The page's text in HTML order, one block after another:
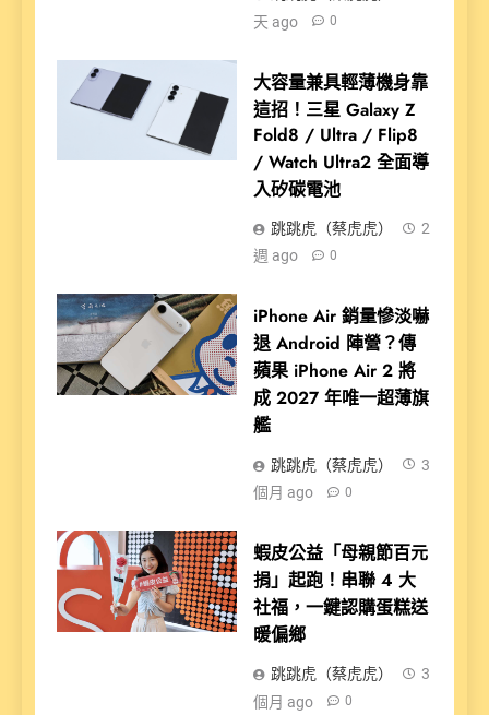
天 ago
0
大容量兼具輕薄機身靠
這招！三星 Galaxy Z
Fold8 / Ultra / Flip8
/ Watch Ultra2 全面導
入矽碳電池
跳跳虎（蔡虎虎）
2
週 ago
0
iPhone Air 銷量慘淡嚇
退 Android 陣營？傳
蘋果 iPhone Air 2 將
成 2027 年唯一超薄旗
艦
跳跳虎（蔡虎虎）
3
個月 ago
0
蝦皮公益「母親節百元
捐」起跑！串聯 4 大
社福，一鍵認購蛋糕送
暖偏鄉
跳跳虎（蔡虎虎）
3
個月 ago
0